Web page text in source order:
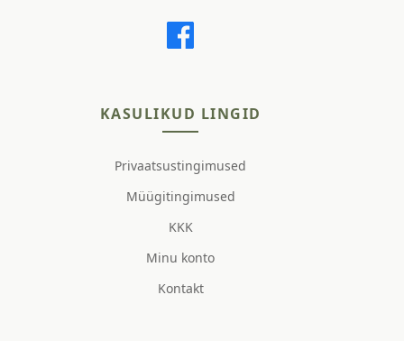
KASULIKUD LINGID
Privaatsustingimused
Müügitingimused
KKK
Minu konto
Kontakt